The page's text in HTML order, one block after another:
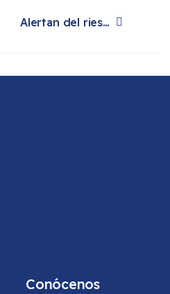
Artículo siguiente: Alertan del riesgo en la avenida de Los Indianos por embotellamiento
Alertan del riesgo en la avenida de Los Indianos por embotellamiento
Conócenos